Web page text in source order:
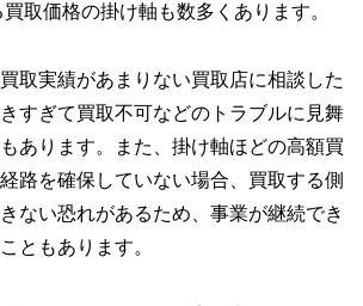
取価格の掛け軸も数多くあります。
取実績があまりない買取店に相談した
すぎて買取不可などのトラブルに見舞
あります。また、掛け軸ほどの高額買
路を確保していない場合、買取する側
ない恐れがあるため、事業が継続でき
ともあります。